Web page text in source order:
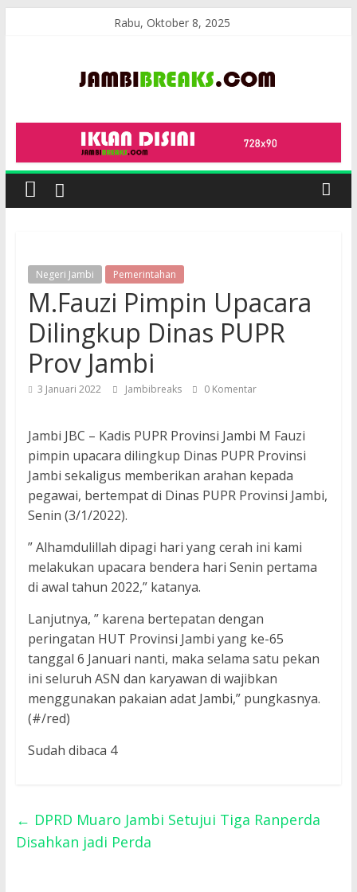
Rabu, Oktober 8, 2025
JambiBreaks
Negeri Jambi Pemerintahan
M.Fauzi Pimpin Upacara
Dilingkup Dinas PUPR
Prov Jambi
3 Januari 2022 Jambibreaks 0 Komentar
Jambi JBC – Kadis PUPR Provinsi Jambi M Fauzi
pimpin upacara dilingkup Dinas PUPR Provinsi
Jambi sekaligus memberikan arahan kepada
pegawai, bertempat di Dinas PUPR Provinsi Jambi,
Senin (3/1/2022).
” Alhamdulillah dipagi hari yang cerah ini kami
melakukan upacara bendera hari Senin pertama
di awal tahun 2022,” katanya.
Lanjutnya, ” karena bertepatan dengan
peringatan HUT Provinsi Jambi yang ke-65
tanggal 6 Januari nanti, maka selama satu pekan
ini seluruh ASN dan karyawan di wajibkan
menggunakan pakaian adat Jambi,” pungkasnya.
(#/red)
Sudah dibaca 4
← DPRD Muaro Jambi Setujui Tiga Ranperda
Disahkan jadi Perda